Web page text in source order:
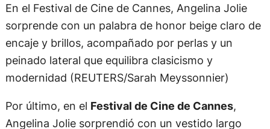
En el Festival de Cine de Cannes, Angelina Jolie
sorprende con un palabra de honor beige claro de
encaje y brillos, acompañado por perlas y un
peinado lateral que equilibra clasicismo y
modernidad (REUTERS/Sarah Meyssonnier)
Por último, en el Festival de Cine de Cannes,
Angelina Jolie sorprendió con un vestido largo